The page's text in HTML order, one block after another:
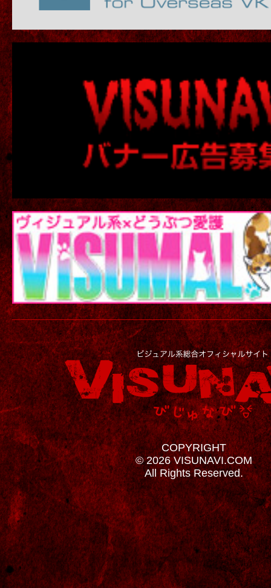
COPYRIGHT
© 2026 VISUNAVI.COM
All Rights Reserved.